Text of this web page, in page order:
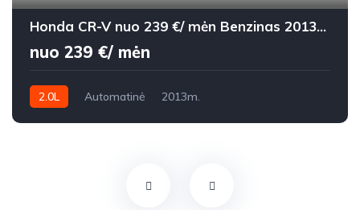
Honda CR-V nuo 239 €/ mėn Benzinas 2013m. Visureigis Automatinė
nuo 239 €/ mėn
2.0L Automatinė 2013m.